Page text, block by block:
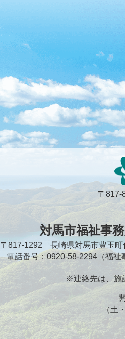
〒
対馬市福祉事
〒817-1292 長崎県対馬市豊玉
電話番号：0920-58-2294（福祉
※連絡先は、施
（土